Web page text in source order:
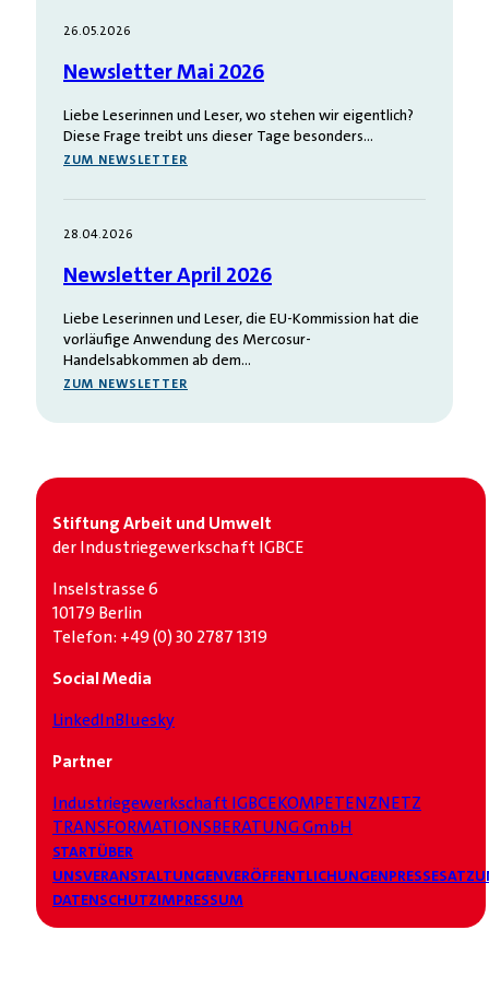
26.05.2026
Newsletter Mai 2026
Liebe Leserinnen und Leser, wo stehen wir eigentlich?
Diese Frage treibt uns dieser Tage besonders…
ZUM NEWSLETTER
28.04.2026
Newsletter April 2026
Liebe Leserinnen und Leser, die EU-Kommission hat die
vorläufige Anwendung des Mercosur-
Handelsabkommen ab dem…
ZUM NEWSLETTER
Stiftung Arbeit und Umwelt
der Industrie­gewerkschaft IGBCE
Inselstrasse 6
10179 Berlin
Telefon: +49 (0) 30 2787 1319
Social Media
LinkedInBluesky
Partner
Industrie­gewerkschaft IGBCEKOMPETENZNETZ
TRANSFORMATIONSBERATUNG GmbH
STARTÜBER
UNSVERANSTALTUNGENVERÖFFENTLICHUNGENPRESSE
DATENSCHUTZIMPRESSUM